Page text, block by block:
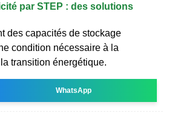
par STEP : des solutions
des capacités de stockage
condition nécessaire à la
transition énergétique.
WhatsApp